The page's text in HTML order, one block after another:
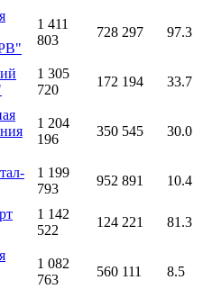
1 411
803
728 297 97.3
1 305
720
172 194 33.7
1 204
196
350 545 30.0
1 199
793
952 891 10.4
1 142
522
124 221 81.3
1 082
763
560 111 8.5